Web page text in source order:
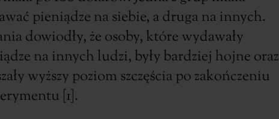
pieniądze na siebie, a druga na innych.
dowiodły, że osoby, które wydawały
na innych ludzi, były bardziej hojne oraz
wyższy poziom szczęścia po zakończeniu
[1].